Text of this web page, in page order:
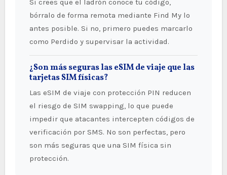
Si crees que el ladrón conoce tu código,
bórralo de forma remota mediante Find My lo
antes posible. Si no, primero puedes marcarlo
como Perdido y supervisar la actividad.
¿Son más seguras las eSIM de viaje que las
tarjetas SIM físicas?
Las eSIM de viaje con protección PIN reducen
el riesgo de SIM swapping, lo que puede
impedir que atacantes intercepten códigos de
verificación por SMS. No son perfectas, pero
son más seguras que una SIM física sin
protección.